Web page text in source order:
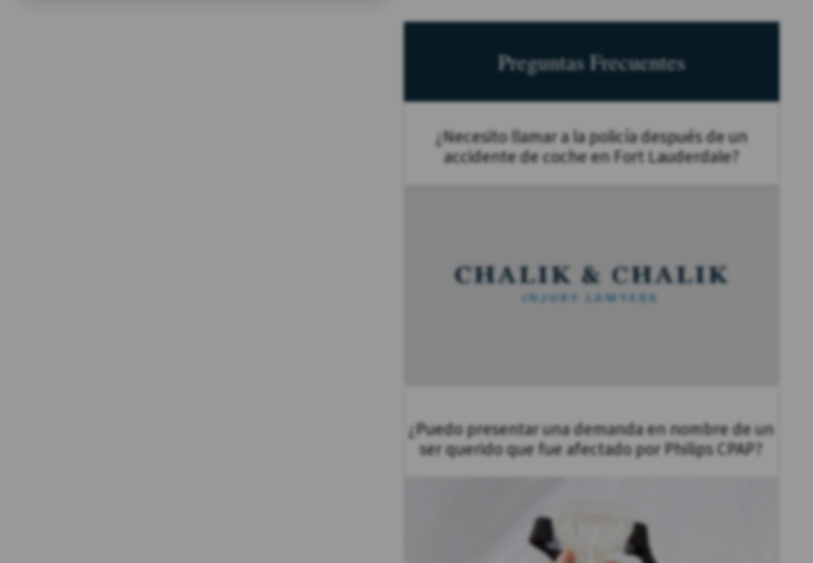
Preguntas Frecuentes
¿Necesito llamar a la policía después de un
accidente de coche en Fort Lauderdale?
¿Puedo presentar una demanda en nombre de un
ser querido que fue afectado por Philips CPAP?